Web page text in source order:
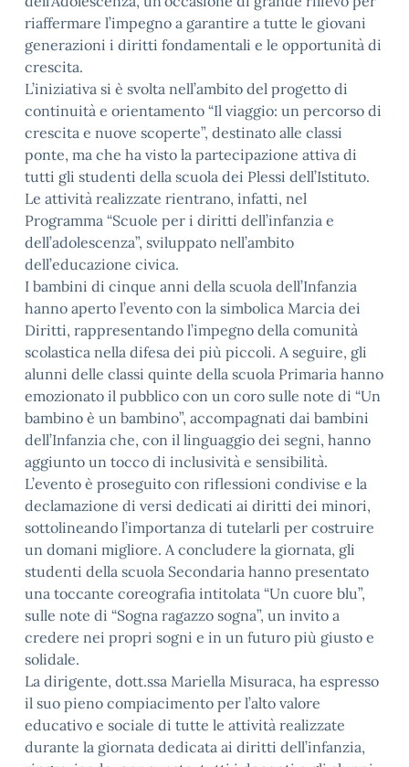
riaffermare l’impegno a garantire a tutte le giovani
generazioni i diritti fondamentali e le opportunità di
crescita.
L’iniziativa si è svolta nell’ambito del progetto di
continuità e orientamento “Il viaggio: un percorso di
crescita e nuove scoperte”, destinato alle classi
ponte, ma che ha visto la partecipazione attiva di
tutti gli studenti della scuola dei Plessi dell’Istituto.
Le attività realizzate rientrano, infatti, nel
Programma “Scuole per i diritti dell’infanzia e
dell’adolescenza”, sviluppato nell’ambito
dell’educazione civica.
I bambini di cinque anni della scuola dell’Infanzia
hanno aperto l’evento con la simbolica Marcia dei
Diritti, rappresentando l’impegno della comunità
scolastica nella difesa dei più piccoli. A seguire, gli
alunni delle classi quinte della scuola Primaria hanno
emozionato il pubblico con un coro sulle note di “Un
bambino è un bambino”, accompagnati dai bambini
dell’Infanzia che, con il linguaggio dei segni, hanno
aggiunto un tocco di inclusività e sensibilità.
L’evento è proseguito con riflessioni condivise e la
declamazione di versi dedicati ai diritti dei minori,
sottolineando l’importanza di tutelarli per costruire
un domani migliore. A concludere la giornata, gli
studenti della scuola Secondaria hanno presentato
una toccante coreografia intitolata “Un cuore blu”,
sulle note di “Sogna ragazzo sogna”, un invito a
credere nei propri sogni e in un futuro più giusto e
solidale.
La dirigente, dott.ssa Mariella Misuraca, ha espresso
il suo pieno compiacimento per l’alto valore
educativo e sociale di tutte le attività realizzate
durante la giornata dedicata ai diritti dell’infanzia,